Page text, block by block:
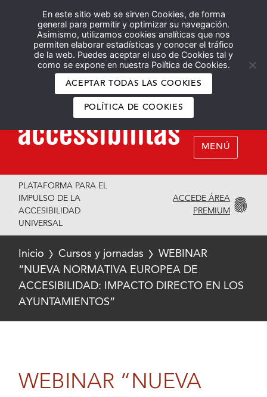
En este sitio web se sirven Cookies, de forma
general para permitir y optimizar su navegación.
Asimismo, utilizamos cookies analíticas que nos
permiten elaborar estadísticas y conocer el tráfico
de la web. Puedes aceptar el uso de Cookies tal y
como se expone en nuestra Política de Cookies.
ACEPTAR TODAS LAS COOKIES
POLÍTICA DE COOKIES
Español English
MENÚ
PLATAFORMA PARA EL
IMPULSO DE LA
ACCESIBILIDAD
UNIVERSAL
ACCEDE ÁREA
PREMIUM
Inicio Cursos y jornadas
WEBINAR
“NUEVA NORMATIVA EUROPEA DE
ACCESIBILIDAD: IMPACTO DIRECTO EN LOS
AYUNTAMIENTOS”
WEBINAR “NUEVA